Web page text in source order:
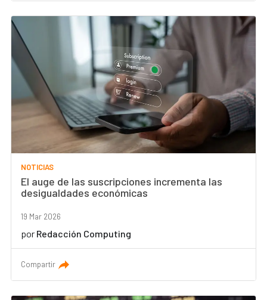
NOTICIAS
El auge de las suscripciones incrementa las
desigualdades económicas
19 Mar 2026
por Redacción Computing
Compartir